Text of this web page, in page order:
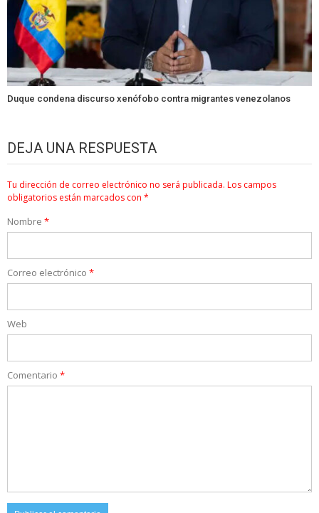
Duque condena discurso xenófobo contra migrantes venezolanos
DEJA UNA RESPUESTA
Tu dirección de correo electrónico no será publicada. Los campos
obligatorios están marcados con *
Nombre *
Correo electrónico *
Web
Comentario *